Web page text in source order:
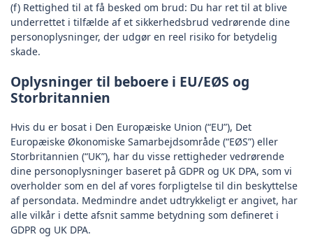
(f) Rettighed til at få besked om brud: Du har ret til at blive
underrettet i tilfælde af et sikkerhedsbrud vedrørende dine
personoplysninger, der udgør en reel risiko for betydelig
skade.
Oplysninger til beboere i EU/EØS og
Storbritannien
Hvis du er bosat i Den Europæiske Union (“EU”), Det
Europæiske Økonomiske Samarbejdsområde (“EØS”) eller
Storbritannien (“UK”), har du visse rettigheder vedrørende
dine personoplysninger baseret på GDPR og UK DPA, som vi
overholder som en del af vores forpligtelse til din beskyttelse
af persondata. Medmindre andet udtrykkeligt er angivet, har
alle vilkår i dette afsnit samme betydning som defineret i
GDPR og UK DPA.